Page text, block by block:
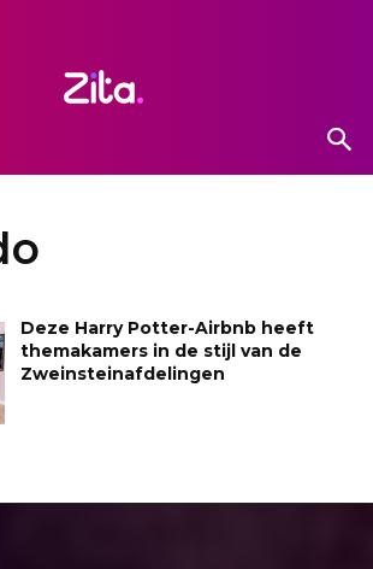
Deze Harry Potter-Airbnb heeft
themakamers in de stijl van de
Zweinsteinafdelingen